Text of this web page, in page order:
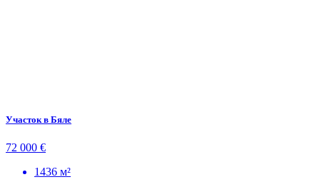
Участок в Бяле
72 000 €
1436 м²